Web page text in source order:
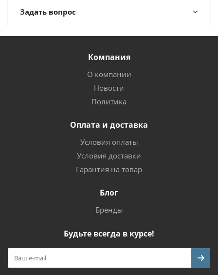
Задать вопрос
Компания
О компании
Новости
Политика
Оплата и доставка
Условия оплаты
Условия доставки
Гарантия на товар
Блог
Бренды
Будьте всегда в курсе!